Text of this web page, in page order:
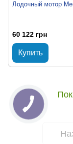
Лодочный мотор
60 122 грн
Купить